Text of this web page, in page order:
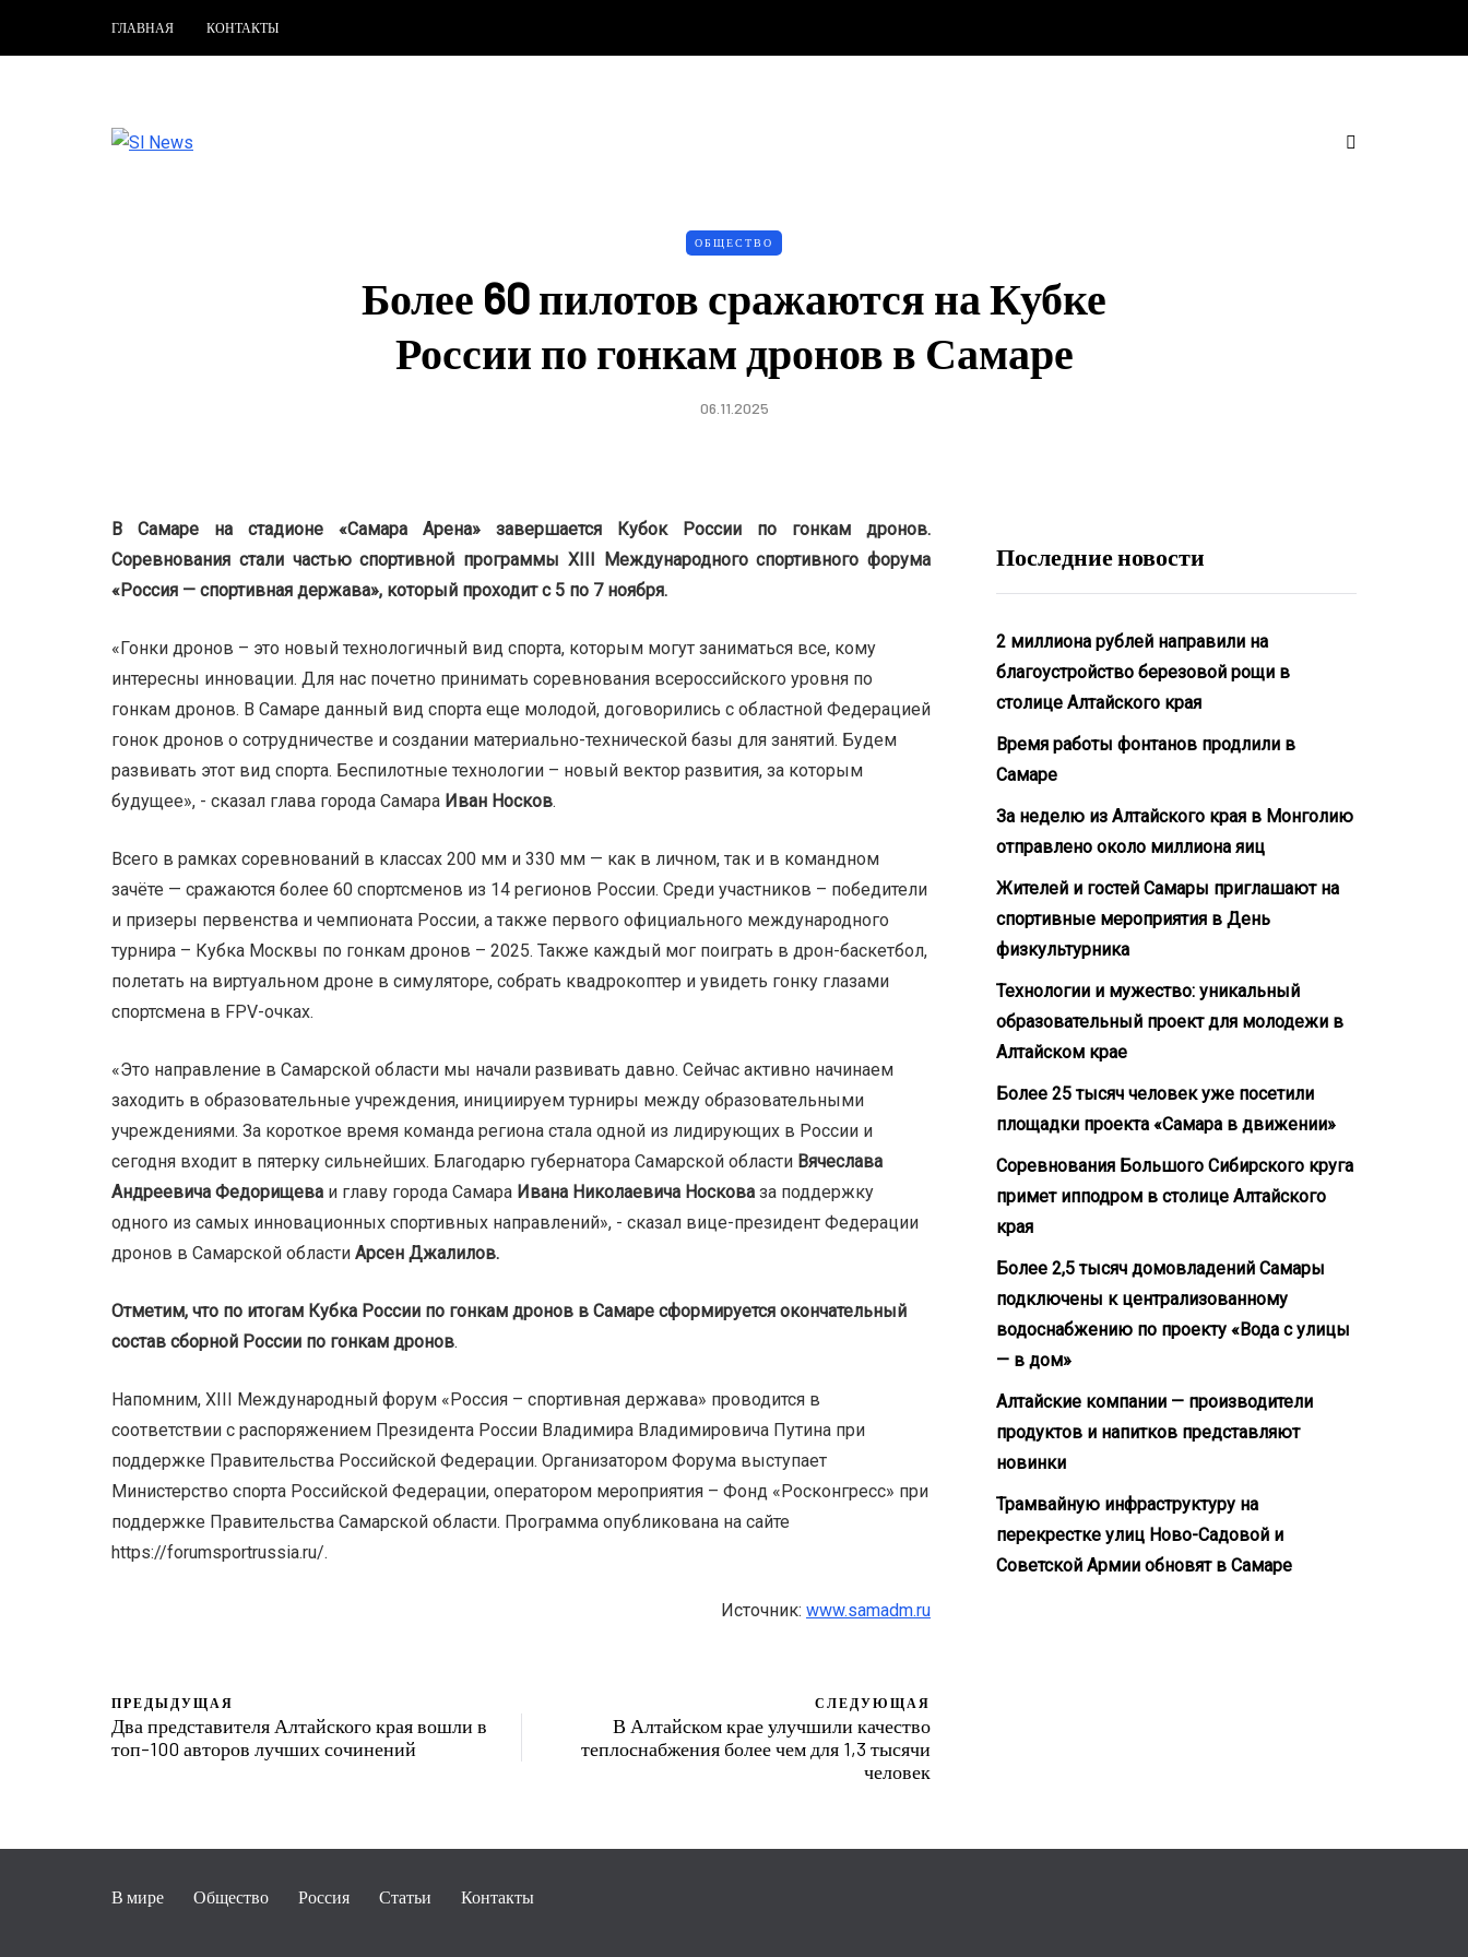
ГЛАВНАЯ КОНТАКТЫ
ОБЩЕСТВО
Более 60 пилотов сражаются на Кубке
России по гонкам дронов в Самаре
06.11.2025
В Самаре на стадионе «Самара Арена» завершается Кубок России по гонкам дронов.
Соревнования стали частью спортивной программы XIII Международного спортивного форума
«Россия — спортивная держава», который проходит с 5 по 7 ноября.
«Гонки дронов – это новый технологичный вид спорта, которым могут заниматься все, кому
интересны инновации. Для нас почетно принимать соревнования всероссийского уровня по
гонкам дронов. В Самаре данный вид спорта еще молодой, договорились с областной Федерацией
гонок дронов о сотрудничестве и создании материально-технической базы для занятий. Будем
развивать этот вид спорта. Беспилотные технологии – новый вектор развития, за которым
будущее», - сказал глава города Самара Иван Носков.
Всего в рамках соревнований в классах 200 мм и 330 мм — как в личном, так и в командном
зачёте — сражаются более 60 спортсменов из 14 регионов России. Среди участников – победители
и призеры первенства и чемпионата России, а также первого официального международного
турнира – Кубка Москвы по гонкам дронов – 2025. Также каждый мог поиграть в дрон-баскетбол,
полетать на виртуальном дроне в симуляторе, собрать квадрокоптер и увидеть гонку глазами
спортсмена в FPV-очках.
«Это направление в Самарской области мы начали развивать давно. Сейчас активно начинаем
заходить в образовательные учреждения, инициируем турниры между образовательными
учреждениями. За короткое время команда региона стала одной из лидирующих в России и
сегодня входит в пятерку сильнейших. Благодарю губернатора Самарской области Вячеслава
Андреевича Федорищева и главу города Самара Ивана Николаевича Носкова за поддержку
одного из самых инновационных спортивных направлений», - сказал вице-президент Федерации
дронов в Самарской области Арсен Джалилов.
Отметим, что по итогам Кубка России по гонкам дронов в Самаре сформируется окончательный
состав сборной России по гонкам дронов.
Напомним, XIII Международный форум «Россия – спортивная держава» проводится в
соответствии с распоряжением Президента России Владимира Владимировича Путина при
поддержке Правительства Российской Федерации. Организатором Форума выступает
Министерство спорта Российской Федерации, оператором мероприятия – Фонд «Росконгресс» при
поддержке Правительства Самарской области. Программа опубликована на сайте
https://forumsportrussia.ru/.
Источник: www.samadm.ru
ПРЕДЫДУЩАЯ
Два представителя Алтайского края вошли в
топ-100 авторов лучших сочинений
СЛЕДУЮЩАЯ
В Алтайском крае улучшили качество
теплоснабжения более чем для 1,3 тысячи
человек
Последние новости
2 миллиона рублей направили на
благоустройство березовой рощи в
столице Алтайского края
Время работы фонтанов продлили в
Самаре
За неделю из Алтайского края в Монголию
отправлено около миллиона яиц
Жителей и гостей Самары приглашают на
спортивные мероприятия в День
физкультурника
Технологии и мужество: уникальный
образовательный проект для молодежи в
Алтайском крае
Более 25 тысяч человек уже посетили
площадки проекта «Самара в движении»
Соревнования Большого Сибирского круга
примет ипподром в столице Алтайского
края
Более 2,5 тысяч домовладений Самары
подключены к централизованному
водоснабжению по проекту «Вода с улицы
— в дом»
Алтайские компании — производители
продуктов и напитков представляют
новинки
Трамвайную инфраструктуру на
перекрестке улиц Ново-Садовой и
Советской Армии обновят в Самаре
В мире Общество Россия Статьи Контакты